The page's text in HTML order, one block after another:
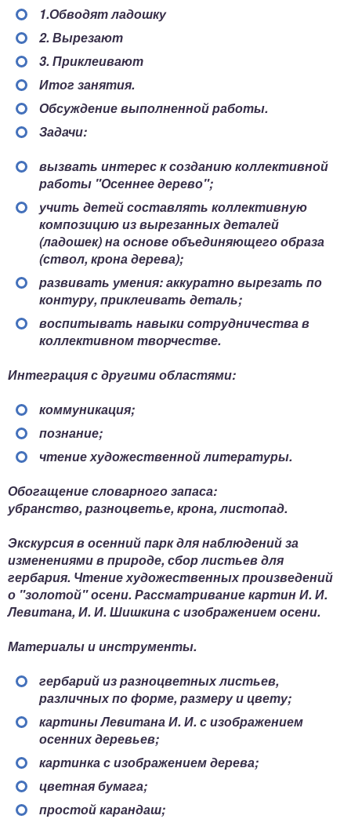
1.Обводят ладошку
2. Вырезают
3. Приклеивают
Итог занятия.
Обсуждение выполненной работы.
Задачи:
вызвать интерес к созданию коллективной
работы "Осеннее дерево";
учить детей составлять коллективную
композицию из вырезанных деталей
(ладошек) на основе объединяющего образа
(ствол, крона дерева);
развивать умения: аккуратно вырезать по
контуру, приклеивать деталь;
воспитывать навыки сотрудничества в
коллективном творчестве.
Интеграция с другими областями:
коммуникация;
познание;
чтение художественной литературы.
Обогащение словарного запаса:
убранство, разноцветье, крона, листопад.
Экскурсия в осенний парк для наблюдений за
изменениями в природе, сбор листьев для
гербария. Чтение художественных произведений
о "золотой" осени. Рассматривание картин И. И.
Левитана, И. И. Шишкина с изображением осени.
Материалы и инструменты.
гербарий из разноцветных листьев,
различных по форме, размеру и цвету;
картины Левитана И. И. с изображением
осенних деревьев;
картинка с изображением дерева;
цветная бумага;
простой карандаш;